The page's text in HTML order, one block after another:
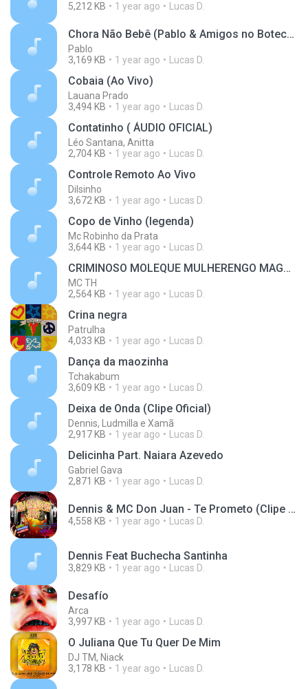
5,212 KB 1 year ago Lucas D.
Chora Não Bebê (Pablo & Amigos no Boteco) [Vídeo Oficial]
Pablo
3,169 KB
1 year ago Lucas D.
Cobaia (Ao Vivo)
Lauana Prado
3,494 KB
1 year ago Lucas D.
Contatinho ( ÁUDIO OFICIAL)
Léo Santana, Anitta
2,704 KB
1 year ago Lucas D.
Controle Remoto Ao Vivo
Dilsinho
3,672 KB
1 year ago Lucas D.
Copo de Vinho (legenda)
Mc Robinho da Prata
3,644 KB
1 year ago Lucas D.
CRIMINOSO MOLEQUE MULHERENGO MAGNATA BEM TRAJADO VIDEO CLIPE
MC TH
2,564 KB
1 year ago Lucas D.
Crina negra
Patrulha
4,033 KB
1 year ago Lucas D.
Dança da maozinha
Tchakabum
3,609 KB
1 year ago Lucas D.
Deixa de Onda (Clipe Oficial)
Dennis, Ludmilla e Xamã
2,917 KB
1 year ago Lucas D.
Delicinha Part. Naiara Azevedo
Gabriel Gava
2,871 KB
1 year ago Lucas D.
Dennis & MC Don Juan - Te Prometo (Clipe Oficial).mp3
4,558 KB 1 year ago Lucas D.
Dennis Feat Buchecha Santinha
3,829 KB 1 year ago Lucas D.
Desafío
Arca
3,997 KB
1 year ago Lucas D.
O Juliana Que Tu Quer De Mim
DJ TM, Niack
3,178 KB
1 year ago Lucas D.